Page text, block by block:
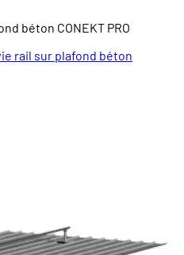
béton CONEKT PRO
rail sur plafond béton